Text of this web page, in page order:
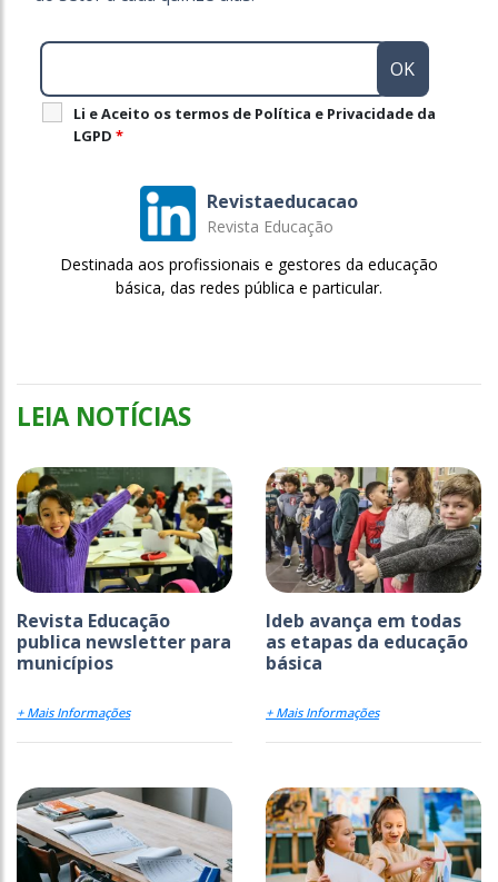
Li e Aceito os termos de Política e Privacidade da
LGPD *
Revistaeducacao
Revista Educação
Destinada aos profissionais e gestores da educação
básica, das redes pública e particular.
LEIA NOTÍCIAS
Revista Educação
publica newsletter para
municípios
+ Mais Informações
Ideb avança em todas
as etapas da educação
básica
+ Mais Informações